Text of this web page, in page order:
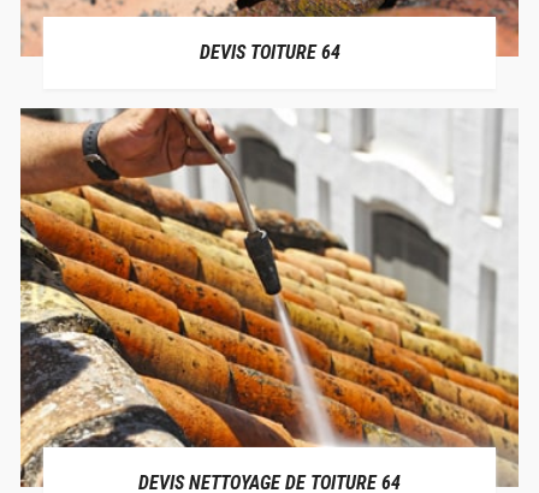
DEVIS TOITURE 64
DEVIS NETTOYAGE DE TOITURE 64